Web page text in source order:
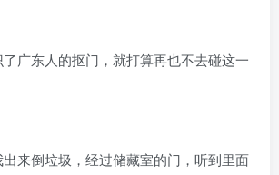
东人的抠门，就打算再也不去碰这一
倒垃圾，经过储藏室的门，听到里面